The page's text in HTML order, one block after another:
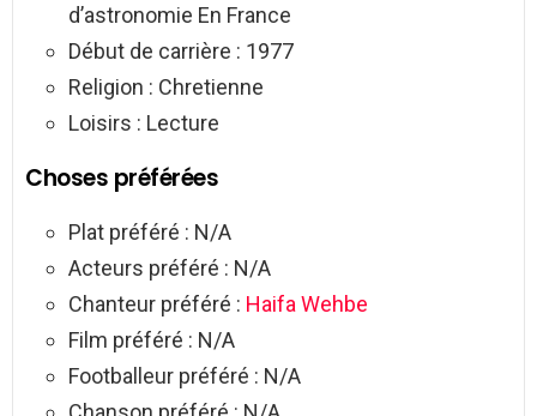
d’astronomie En France
Début de carrière : 1977
Religion : Chretienne
Loisirs : Lecture
Choses préférées
Plat préféré : N/A
Acteurs préféré : N/A
Chanteur préféré : Haifa Wehbe
Film préféré : N/A
Footballeur préféré : N/A